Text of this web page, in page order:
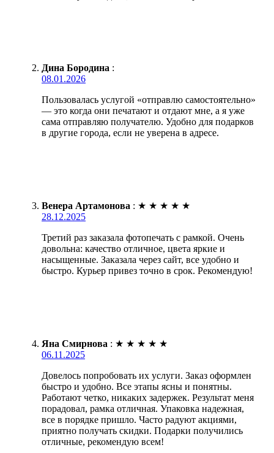
Дина Бородина :
08.01.2026
Пользовалась услугой «отправлю самостоятельно»
— это когда они печатают и отдают мне, а я уже
сама отправляю получателю. Удобно для подарков
в другие города, если не уверена в адресе.
Венера Артамонова : ★ ★ ★ ★ ★
28.12.2025
Третий раз заказала фотопечать с рамкой. Очень
довольна: качество отличное, цвета яркие и
насыщенные. Заказала через сайт, все удобно и
быстро. Курьер привез точно в срок. Рекомендую!
Яна Смирнова : ★ ★ ★ ★ ★
06.11.2025
Довелось попробовать их услуги. Заказ оформлен
быстро и удобно. Все этапы ясны и понятны.
Работают четко, никаких задержек. Результат меня
порадовал, рамка отличная. Упаковка надежная,
все в порядке пришло. Часто радуют акциями,
приятно получать скидки. Подарки получились
отличные, рекомендую всем!